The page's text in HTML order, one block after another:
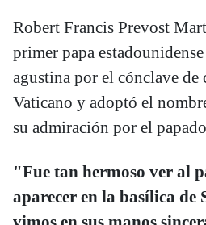
Robert Francis Prevost
primer papa
agustina por el cónclave de
Vaticano y adoptó el
su admiración por el
"Fue tan hermoso ver al
aparecer en la basílica